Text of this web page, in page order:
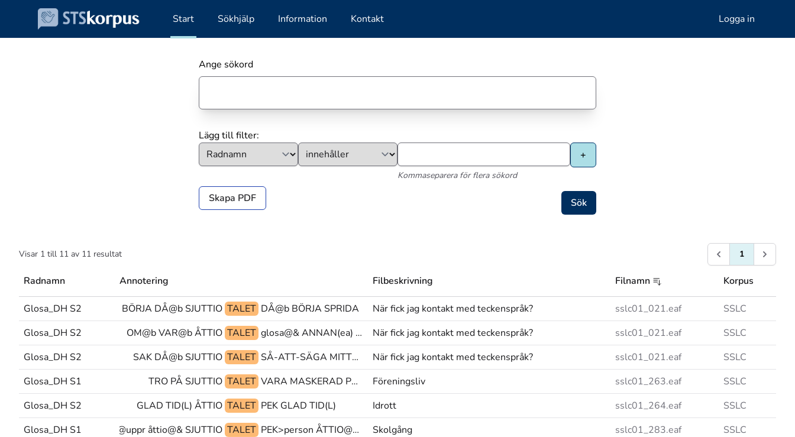
Start Sökhjälp Information Kontakt Logga in
Ange sökord
Lägg till filter:
Kommaseparera för flera sökord
Skapa PDF
Visar 1 till 11 av 11 resultat 1
Radnamn Annotering Filbeskrivning Filnamn Korpus
Glosa_DH S2 BÖRJA DÅ@b SJUTTIO TALET DÅ@b BÖRJA SPRIDA När fick jag kontakt med teckenspråk? sslc01_021.eaf
SSLC
Glosa_DH S2
OM@b VAR@b ÅTTIO TALET glosa@& ANNAN(ea) SAK När fick jag kontakt med teckenspråk? sslc01_021.eaf
SSLC
Glosa_DH S2
SAK DÅ@b SJUTTIO TALET SÅ-ATT-SÄGA MITTEN I@b När fick jag kontakt med teckenspråk? sslc01_021.eaf
SSLC
Glosa_DH S1
TRO PÅ SJUTTIO TALET VARA MASKERAD POPULÄR Föreningsliv sslc01_263.eaf
SSLC
Glosa_DH S2
GLAD TID(L) ÅTTIO TALET PEK GLAD TID(L) Idrott sslc01_264.eaf
SSLC
Glosa_DH S1
skola@uppr åttio@& SJUTTIO TALET PEK>person ÅTTIO@uppr SJUTTIO Skolgång sslc01_283.eaf
SSLC